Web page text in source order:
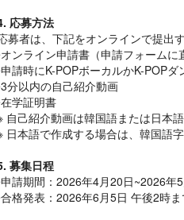
応募方法
募者は、下記をオンラインで提出
オンライン申請書（申請フォームに
申請時にK-POPボーカルかK-POPダ
分以内の自己紹介動画
在学証明書
自己紹介動画は韓国語または日本
日本語で作成する場合は、韓国語
募集日程
申請期間：2026年4月20日~2026年
合格発表： 2026年6月5日 午後2時